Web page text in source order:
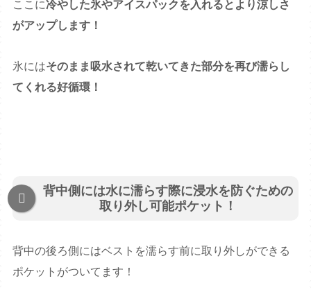
ここに冷やした氷やアイスパックを入れるとより涼しさ
がアップします！
氷にはそのまま吸水されて乾いてきた部分を再び濡らし
てくれる好循環！
背中側には水に濡らす際に浸水を防ぐための
取り外し可能ポケット！
背中の後ろ側にはベストを濡らす前に取り外しができる
ポケットがついてます！